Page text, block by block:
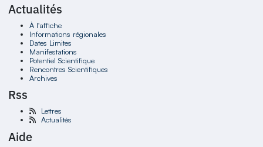
Actualités
À l'affiche
Informations régionales
Dates Limites
Manifestations
Potentiel Scientifique
Rencontres Scientifiques
Archives
Rss
Lettres
Actualités
Aide